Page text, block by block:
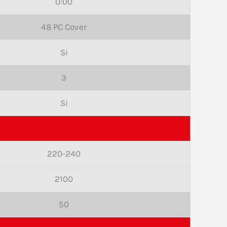
48 PC Cover
Si
3
Si
220-240
2100
50